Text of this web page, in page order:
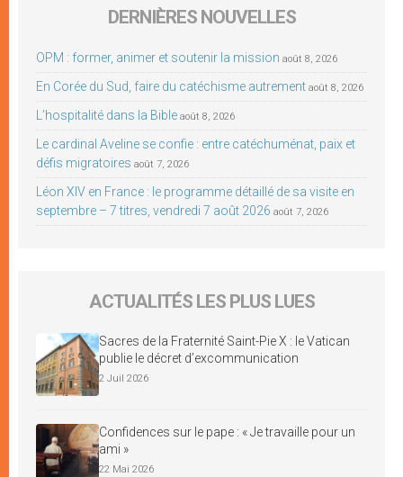
DERNIÈRES NOUVELLES
OPM : former, animer et soutenir la mission août 8, 2026
En Corée du Sud, faire du catéchisme autrement août 8, 2026
L’hospitalité dans la Bible août 8, 2026
Le cardinal Aveline se confie : entre catéchuménat, paix et
défis migratoires août 7, 2026
Léon XIV en France : le programme détaillé de sa visite en
septembre – 7 titres, vendredi 7 août 2026 août 7, 2026
ACTUALITÉS LES PLUS LUES
Sacres de la Fraternité Saint-Pie X : le Vatican
publie le décret d’excommunication
2 Juil 2026
Confidences sur le pape : « Je travaille pour un
ami »
22 Mai 2026